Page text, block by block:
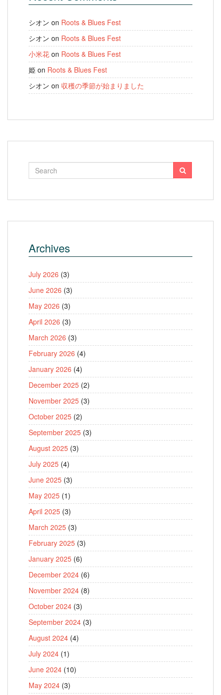
シオン on Roots & Blues Fest
シオン on Roots & Blues Fest
小米花 on Roots & Blues Fest
姫 on Roots & Blues Fest
シオン on 収穫の季節が始まりました
Archives
July 2026 (3)
June 2026 (3)
May 2026 (3)
April 2026 (3)
March 2026 (3)
February 2026 (4)
January 2026 (4)
December 2025 (2)
November 2025 (3)
October 2025 (2)
September 2025 (3)
August 2025 (3)
July 2025 (4)
June 2025 (3)
May 2025 (1)
April 2025 (3)
March 2025 (3)
February 2025 (3)
January 2025 (6)
December 2024 (6)
November 2024 (8)
October 2024 (3)
September 2024 (3)
August 2024 (4)
July 2024 (1)
June 2024 (10)
May 2024 (3)